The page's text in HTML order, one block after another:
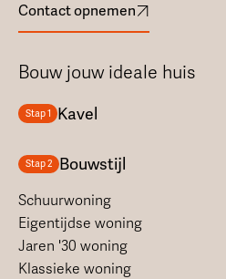
Contact opnemen
Bouw jouw ideale huis
Stap 1 Kavel
Stap 2 Bouwstijl
Schuurwoning
Eigentijdse woning
Jaren '30 woning
Klassieke woning